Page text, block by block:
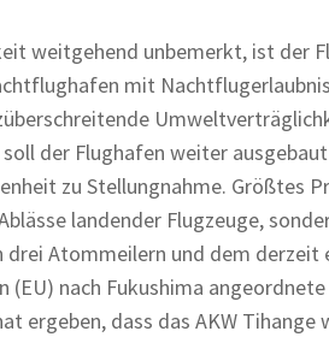
weitgehend unbemerkt, ist der
mit
der Flughafen weiter
zu Stellungnahme. Größtes
landender Flugzeuge,
drei Atommeilern und dem
(EU) nach Fukushima
ergeben, dass das AKW